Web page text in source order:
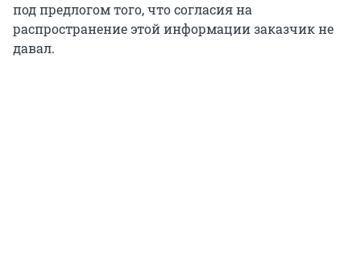
под предлогом того, что согласия на
распространение этой информации заказчик не
давал.